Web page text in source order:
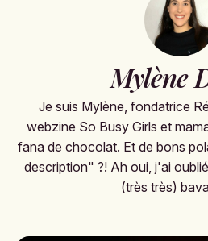
Mylène
Je suis Mylène, fondatrice
webzine So Busy Girls et
fana de chocolat. Et de bons
description" ?! Ah oui, j'ai
(très très)